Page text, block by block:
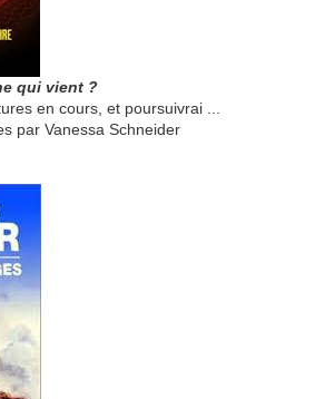
qui vient ?
en cours, et poursuivrai ...